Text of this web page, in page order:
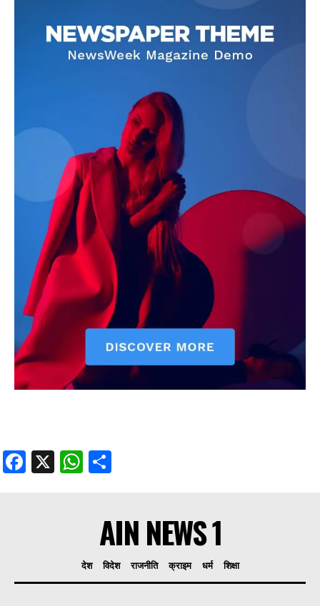
AIN NEWS 1
Contact Us
Privacy Policy
Terms of Use Agreement
Facebook
X WhatsApp
Share
Facebook
X WhatsApp
AIN NEWS 1
देश विदेश राजनीति क्राइम धर्म शिक्षा